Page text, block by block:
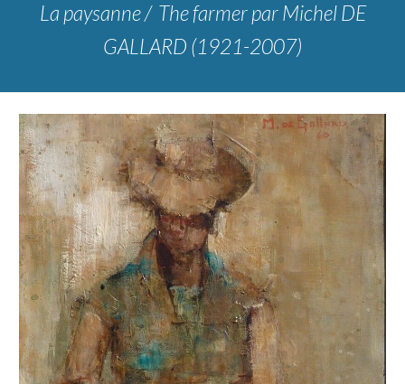
La paysanne / The farmerpar Michel DE
GALLARD (1921-2007)